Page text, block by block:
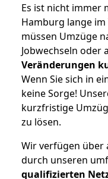
Es ist nicht immer
Hamburg lange
müssen Umzüge
Jobwechseln oder
Veränderungen
Wenn Sie sich in
keine Sorge!
kurzfristige
zu lösen.
Wir verfügen über
durch unseren
qualifizierten